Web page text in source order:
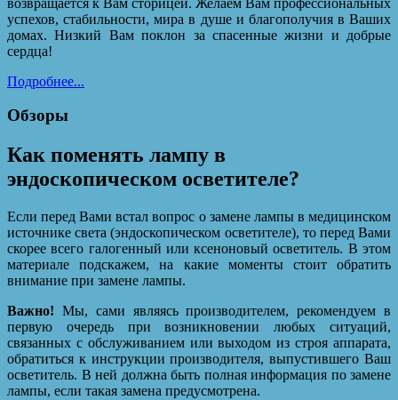
успехов, стабильности, мира в душе и благополучия в Ваших
домах. Низкий Вам поклон за спасенные жизни и добрые
сердца!
Подробнее...
Обзоры
Как поменять лампу в
эндоскопическом осветителе?
Если перед Вами встал вопрос о замене лампы в медицинском
источнике света (эндоскопическом осветителе), то перед Вами
скорее всего галогенный или ксеноновый осветитель. В этом
материале подскажем, на какие моменты стоит обратить
внимание при замене лампы.
Важно! Мы, сами являясь производителем, рекомендуем в
первую очередь при возникновении любых ситуаций,
связанных с обслуживанием или выходом из строя аппарата,
обратиться к инструкции производителя, выпустившего Ваш
осветитель. В ней должна быть полная информация по замене
лампы, если такая замена предусмотрена.